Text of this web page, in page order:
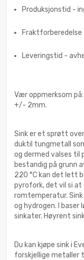
Produksjonstid -
Fraktforberedelse
Leveringstid -
Vær oppmerksom
+/- 2mm.
Sink er et sprøtt
duktil tungmetall
og dermed valses til
bestandig på grunn
220 °C kan det lett
pyrofork, det vil si
romtemperatur. Sink
og hydrogen. I baser
sinkater. Høyrent
Du kan kjøpe sink i
forskjellige metaller